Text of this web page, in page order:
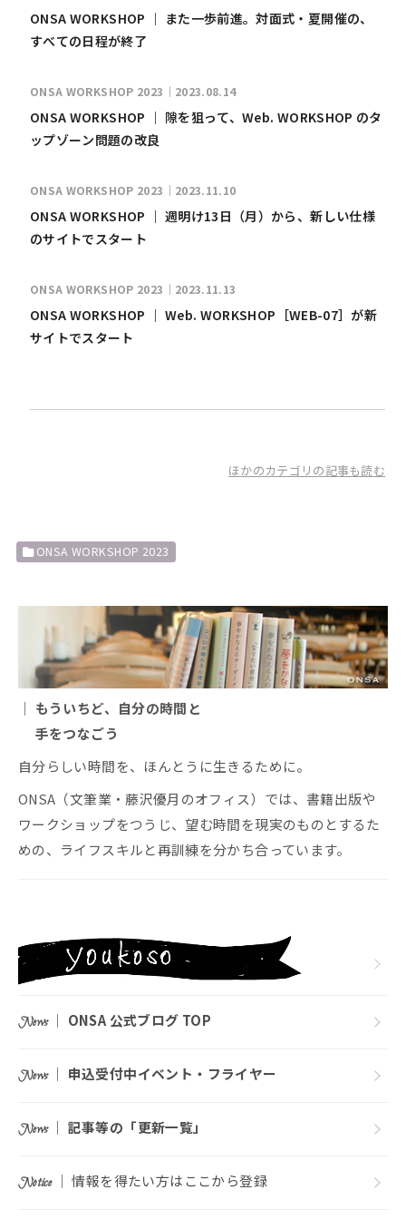
ONSA WORKSHOP ｜ また一歩前進。対面式・夏開催の、
すべての日程が終了
ONSA WORKSHOP 2023｜2023.08.14
ONSA WORKSHOP ｜ 隙を狙って、Web. WORKSHOP のタ
ップゾーン問題の改良
ONSA WORKSHOP 2023｜2023.11.10
ONSA WORKSHOP ｜ 週明け13日（月）から、新しい仕様
のサイトでスタート
ONSA WORKSHOP 2023｜2023.11.13
ONSA WORKSHOP ｜ Web. WORKSHOP［WEB-07］が新
サイトでスタート
ほかのカテゴリの記事も読む
ONSA WORKSHOP 2023
｜ もういちど、自分の時間と
手をつなごう
自分らしい時間を、ほんとうに生きるために。
ONSA（文筆業・藤沢優月のオフィス）では、書籍出版や
ワークショップをつうじ、望む時間を現実のものとするた
めの、ライフスキルと再訓練を分かち合っています。
News ｜ ONSA 公式ブログ TOP
News ｜ 申込受付中イベント・フライヤー
News ｜ 記事等の「更新一覧」
Notice｜ 情報を得たい方はここから登録